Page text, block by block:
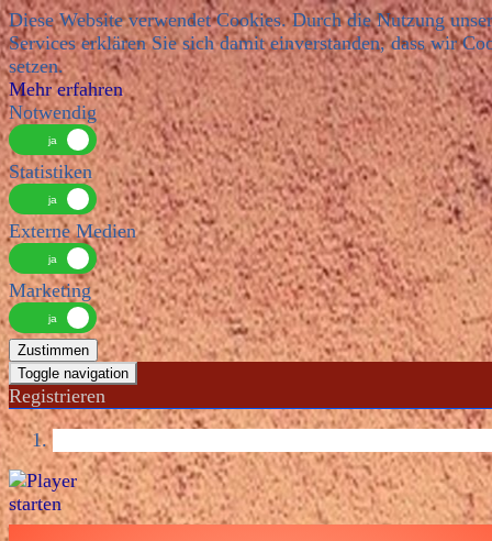
Diese Website verwendet Cookies. Durch die Nutzung
Services erklären Sie sich damit einverstanden, dass wir
setzen.
Mehr erfahren
Notwendig
Statistiken
Externe Medien
Marketing
Zustimmen
Toggle navigation
Registrieren